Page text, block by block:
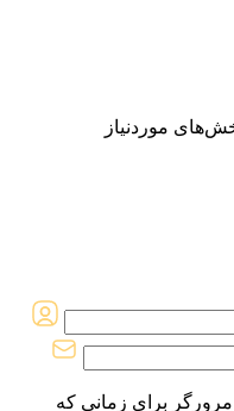
موردنیاز
برای زمانی که